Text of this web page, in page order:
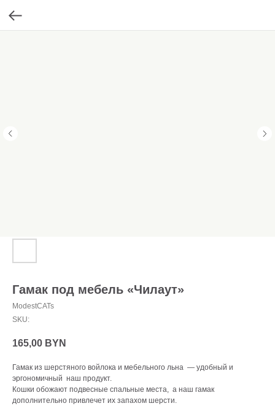
Гамак под мебель «Чилаут»
ModestCATs
SKU:
165,00 BYN
Гамак из шерстяного войлока и мебельного льна — удобный и
эргономичный наш продукт.
Кошки обожают подвесные спальные места, а наш гамак
дополнительно привлечет их запахом шерсти.